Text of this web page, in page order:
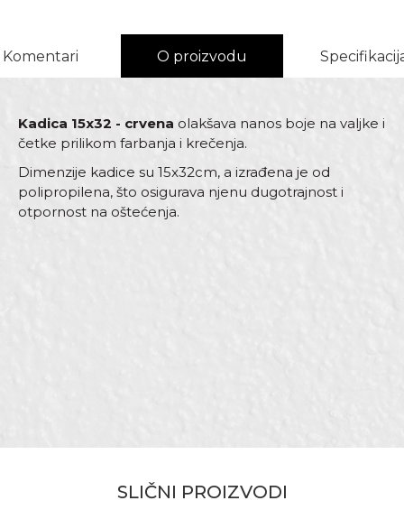
Komentari O proizvodu
Kadica 15x32 - crvena olakšava nanos boje na valjke i
četke prilikom farbanja i krečenja.
Dimenzije kadice su 15x32cm, a izrađena je od
polipropilena, što osigurava njenu dugotrajnost i
otpornost na oštećenja.
Za lakši nanos boje na valjke i
SLIČNI PROIZVODI